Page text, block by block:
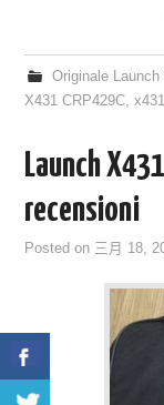
Originale Launch
X431 CRP429C,
Launch
recensioni
Posted on 三月 18,